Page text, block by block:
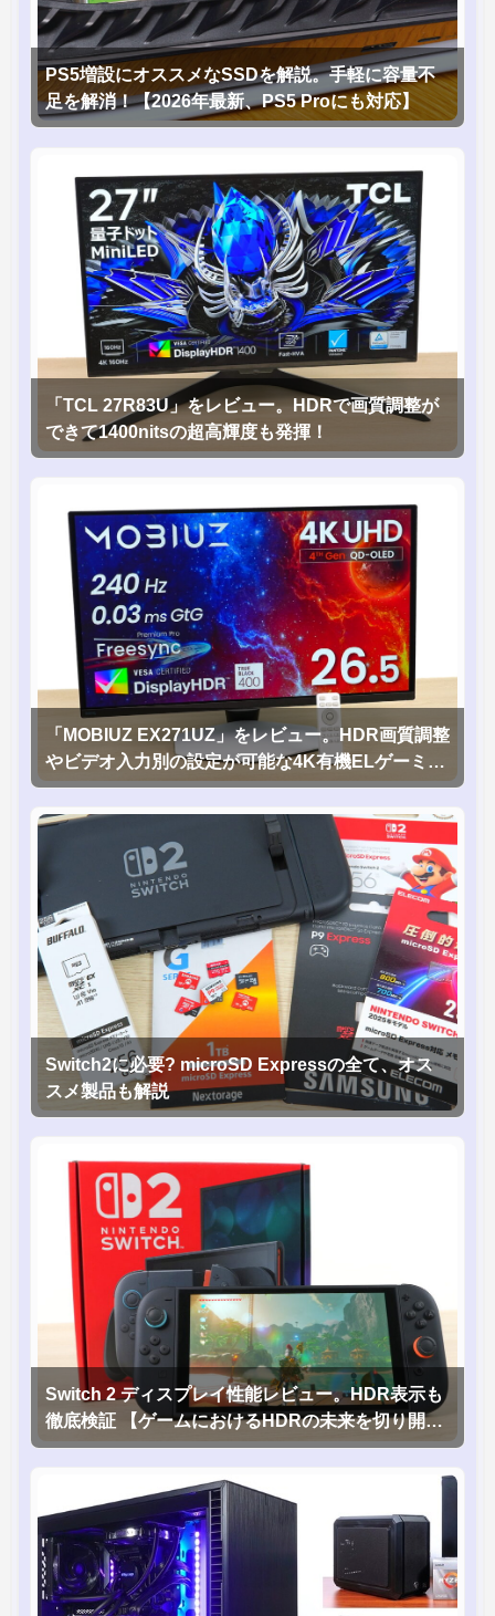
PS5増設にオススメなSSDを解説。手軽に容量不
足を解消！【2026年最新、PS5 Proにも対応】
「TCL 27R83U」をレビュー。HDRで画質調整が
できて1400nitsの超高輝度も発揮！
「MOBIUZ EX271UZ」をレビュー。HDR画質調整
やビデオ入力別の設定が可能な4K有機ELゲーミン
グモニタを徹底検証
Switch2に必要? microSD Expressの全て、オス
スメ製品も解説
Switch 2 ディスプレイ性能レビュー。HDR表示も
徹底検証 【ゲームにおけるHDRの未来を切り開く
1台！】